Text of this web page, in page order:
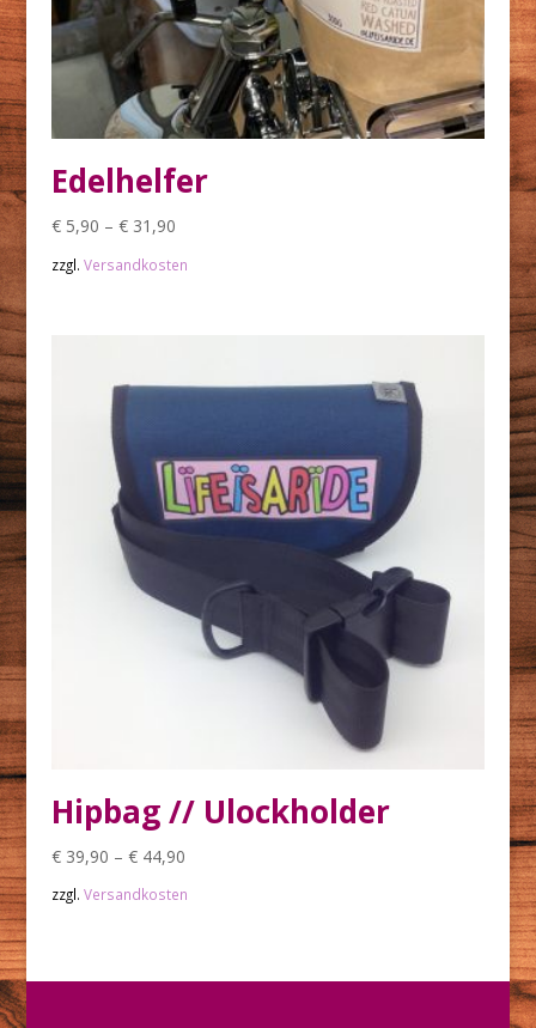
Edelhelfer
€5,90 – €31,90
zzgl. Versandkosten
Hipbag // Ulockholder
€39,90 – €44,90
zzgl. Versandkosten